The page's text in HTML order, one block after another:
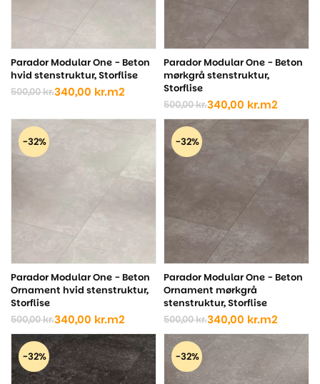
Parador Modular One - Beton
hvid stenstruktur, Storflise
500,00kr.
Den
pris
var:
500,00 kr..
340,00 kr.
Den
pris
er:
340,00 kr..
m2
Parador Modular One - Beton
mørkgrå stenstruktur,
Storflise
500,00kr.
Den
oprindelige
pris
var:
500,00 kr..
340,00 kr.
Den
aktuelle
pris
er:
340,00 kr..
m2
-32%
Parador Modular One - Beton
Ornament hvid stenstruktur,
Storflise
500,00kr.
Den
oprindelige
pris
var:
500,00 kr..
340,00 kr.
Den
aktuelle
pris
er:
340,00 kr..
m2
-32%
Parador Modular One - Beton
Ornament mørkgrå
stenstruktur, Storflise
500,00kr.
Den
oprindelige
pris
var:
500,00 kr..
340,00 kr.
Den
aktuelle
pris
er:
340,00 kr..
m2
-32% -32%